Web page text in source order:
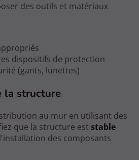
des outils et matériaux
dispositifs de protection
(gants, lunettes)
la structure
au mur en utilisant des
que la structure est stable
des composants